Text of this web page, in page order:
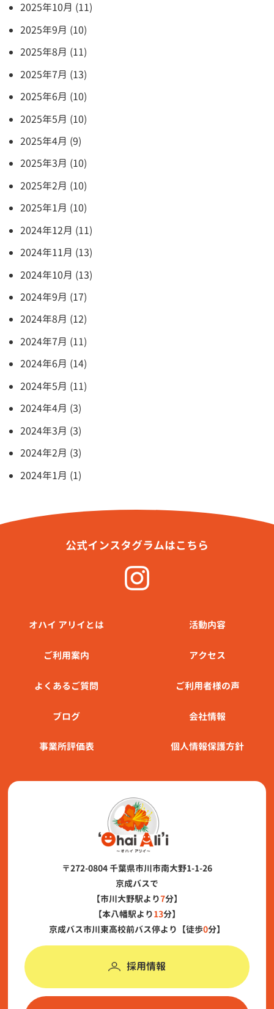
2025年10月 (11)
2025年9月 (10)
2025年8月 (11)
2025年7月 (13)
2025年6月 (10)
2025年5月 (10)
2025年4月 (9)
2025年3月 (10)
2025年2月 (10)
2025年1月 (10)
2024年12月 (11)
2024年11月 (13)
2024年10月 (13)
2024年9月 (17)
2024年8月 (12)
2024年7月 (11)
2024年6月 (14)
2024年5月 (11)
2024年4月 (3)
2024年3月 (3)
2024年2月 (3)
2024年1月 (1)
公式インスタグラムはこちら
オハイ アリイとは 活動内容
ご利⽤案内 アクセス
よくあるご質問 ご利用者様の声
ブログ 会社情報
事業所評価表 個人情報保護方針
〒272-0804 千葉県市川市南大野1-1-26
京成バスで
【市川大野駅より7分】
【本八幡駅より13分】
京成バス市川東高校前バス停より【徒歩0分】
採用情報